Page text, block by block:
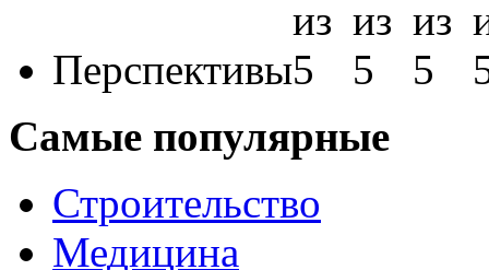
Перспективы
Самые популярные
Строительство
Медицина